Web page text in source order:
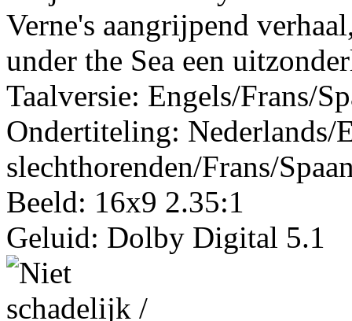
Verne's aangrijpend
under the Sea een
Taalversie: Engels/Frans/
Ondertiteling: Nederlands/
slechthorenden/Frans/
Beeld: 16x9 2.35:1
Geluid: Dolby Digital 5.1